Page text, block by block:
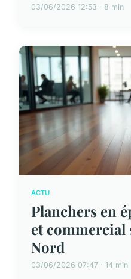
03/06/2026 12:53 · 8 min
ACTU
Planchers en
et commercial
Nord
03/06/2026 07:47 · 14 min